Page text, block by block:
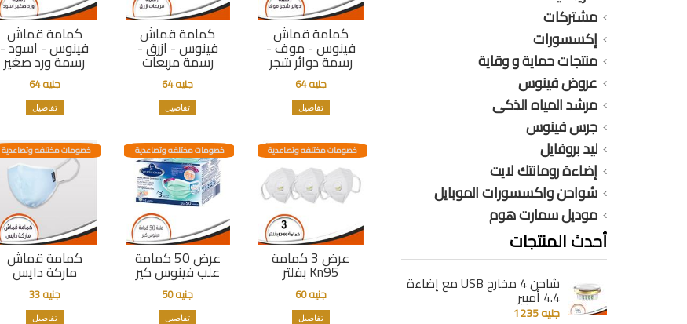
مشتركات
إكسسورات
منتجات حماية و وقاية
عروض فينوس
مرشد المياه الذكى
جرس فينوس
ليد بروفايل
إضاءة رومانتك لايت
شواحن واكسسورات الموبايل
موديل سمارت هوم
أحدث المنتجات
شاحن 4 مخارج USB مع إضاءة
4.4 أمبير
جنيه 1235
كمامة قماش
فينوس - موف -
رسمة دوائر شجر
جنيه 64
تفاصيل
كمامة قماش
فينوس - ازرق -
رسمة مربعات
جنيه 64
تفاصيل
كمامة قماش
فينوس - اسود -
رسمة ورد صغير
جنيه 64
تفاصيل
عرض 3 كمامة
Kn95 بفلتر
خصومات مختلفه وتصاعدية
جنيه 60
تفاصيل
عرض 50 كمامة
علب فينوس كير
خصومات مختلفه وتصاعدية
جنيه 50
تفاصيل
كمامة قماش
ماركة دايس
خصومات مختلفه وتصاعدية
جنيه 33
تفاصيل